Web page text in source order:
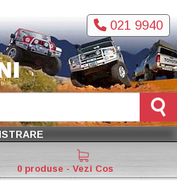
021 9940
0 produse - Vezi Cos